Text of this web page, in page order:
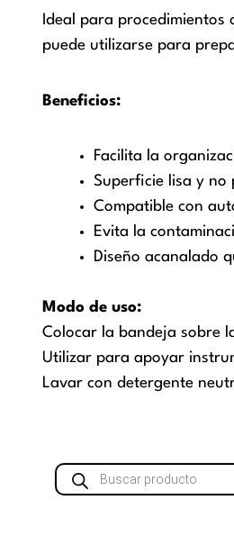
Ideal para procedimientos
puede utilizarse para
Beneficios:
Facilita la
Superficie lisa y no
Compatible con
Evita la
Diseño acanalado
Modo de uso:
Colocar la bandeja sobre
Utilizar para apoyar
Lavar con detergente
Búsqueda
de